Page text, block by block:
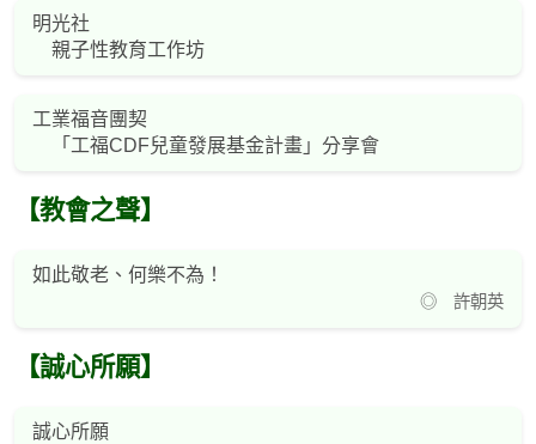
明光社
親子性教育工作坊
工業福音團契
「工福CDF兒童發展基金計畫」分享會
【教會之聲】
如此敬老、何樂不為！
◎ 許朝英
【誠心所願】
誠心所願